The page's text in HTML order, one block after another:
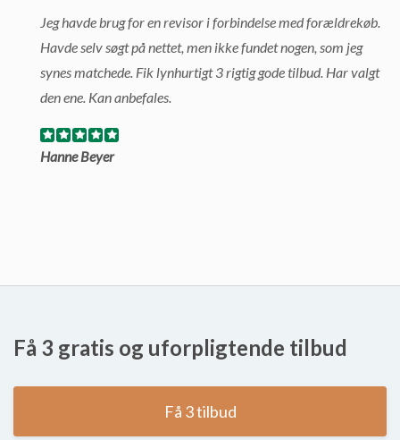
Jeg havde brug for en revisor i forbindelse med forældrekøb.
Havde selv søgt på nettet, men ikke fundet nogen, som jeg
synes matchede. Fik lynhurtigt 3 rigtig gode tilbud. Har valgt
den ene. Kan anbefales.
Hanne Beyer
Få 3 gratis og uforpligtende tilbud
Få 3 tilbud